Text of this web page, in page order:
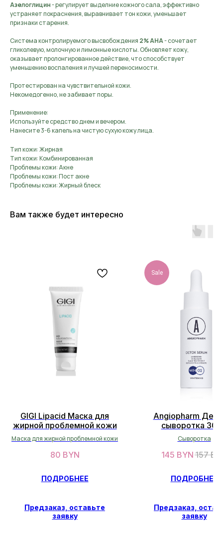
Азелоглицин- регулирует выделние кожного сала, эффективно
устраняет покраснения, выравнивает тон кожи, уменьшает
признаки старения.
Система контролируемого высвобождения 2% АНА- сочетает
гликолевую, молочную и лимонные кислоты. Обновляет кожу,
оказывает пролонгированное действие, что способствует
уменьшению воспаления и лучшей переносимости.
Протестирован на чувствительной кожи.
Некомедогенно, не забивает поры.
Применение:
Используйте средство днем и вечером.
Нанесите 3-6 капель на чистую сухую кожу лица.
Тип кожи: Жирная
Тип кожи: Комбинированная
Проблемы кожи: Акне
Проблемы кожи: Пост акне
Проблемы кожи: Жирный блеск
Вам также будет интересно
GIGI Lipacid Маска для
жирной проблемной кожи
Маска для жирной проблемной кожи
80 BYN
ПОДРОБНЕЕ
Предзаказ, оставьте
заявку
Sale
Angiopharm
сыворотка
Сыворотка
145 BYN157
ПОДРОБНЕЕ
Предзаказ,
заявку
ОСТАЛИСЬ ВОПРОСЫ?
НЕ НАШЛИ НУЖНЫЙ ТОВАР?
facescosmet@gmail.com
Telegram
Instagram
ОСТАВИТЬ ДАННЫЕ